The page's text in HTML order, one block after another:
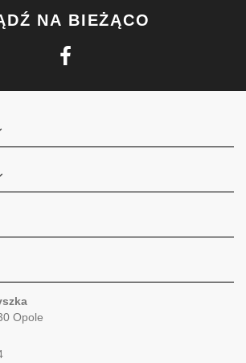
NA BIEŻĄCO
Opole